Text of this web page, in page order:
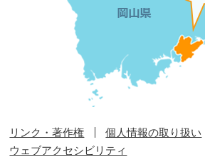
リンク・著作権
個人情報の取り扱い
ウェブアクセシビリティ